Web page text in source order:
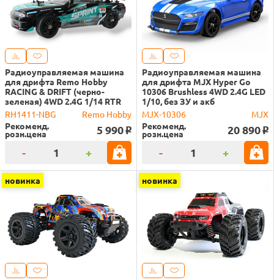
Радиоуправляемая машина
для дрифта Remo Hobby
RACING & DRIFT (черно-
зеленая) 4WD 2.4G 1/14 RTR
RH1411-NBG
Remo Hobby
Рекоменд.
розн.цена 5 990 o
- +
Радиоуправляемая машина
для дрифта MJX Hyper Go
10306 Brushless 4WD 2.4G LED
1/10, без ЗУ и акб
MJX-10306
MJX
Рекоменд.
розн.цена 20 890 o
- +
новинка новинка